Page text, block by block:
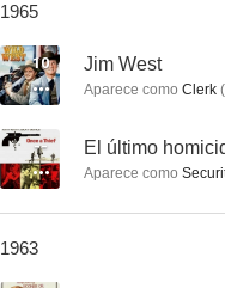
7.0
1965
10 Jim West
Aparece como Clerk (
-- El último
Aparece como
1963